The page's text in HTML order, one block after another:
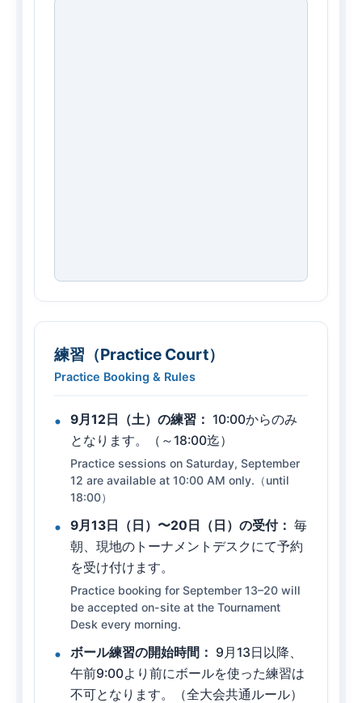
練習（Practice Court）
Practice Booking & Rules
9月12日（土）の練習： 10:00からのみ
となります。（～18:00迄）
Practice sessions on Saturday, September
12 are available at 10:00 AM only.（until
18:00）
9月13日（日）〜20日（日）の受付： 毎
朝、現地のトーナメントデスクにて予約
を受け付けます。
Practice booking for September 13–20 will
be accepted on-site at the Tournament
Desk every morning.
ボール練習の開始時間： 9月13日以降、
午前9:00より前にボールを使った練習は
不可となります。（全大会共通ルール）